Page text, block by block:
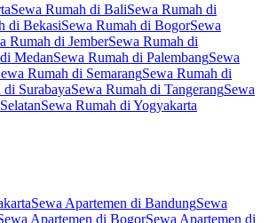
Muat 6 Motor
Kost: Kost Putri Teratai Pandeyan Jl.
Sewa Rumah di BaliSewa Rumah di
di BekasiSewa Rumah di BogorSewa
Rumah di JemberSewa Rumah di
MedanSewa Rumah di PalembangSewa
Rumah di SemarangSewa Rumah di
di SurabayaSewa Rumah di TangerangSewa
Sewa Rumah di Yogyakarta
Sewa Apartemen di BandungSewa
Apartemen di BogorSewa Apartemen di